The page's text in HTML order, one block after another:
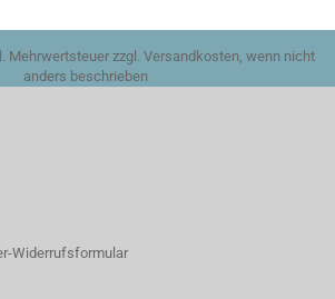
Mehrwertsteuer zzgl. Versandkosten, wenn nicht
anders beschrieben
Widerrufsformular